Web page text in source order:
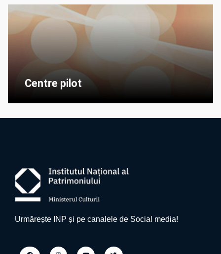
Centre pilot
Urmărește INP și pe canalele de Social media!